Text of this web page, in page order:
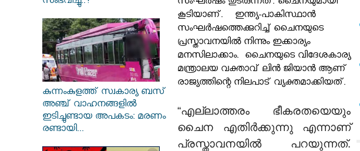
കുന്നംകുളത്ത് സ്വകാര്യ ബസ്
അഞ്ച് വാഹനങ്ങളിൽ
ഇടിച്ചുണ്ടായ അപകടം: മരണം
രണ്ടായി...
കൂടിയാണ്.
ഇന്ത്യ-പാകിസ്ഥാൻ
സംഘർഷത്തെക്കുറിച്ച് ചൈനയുടെ
പ്രസ്താവനയിൽ നിന്നും ഇക്കാര്യം
മനസിലാക്കാം. ചൈനയുടെ വിദേശകാര്യ
മന്ത്രാലയ വക്താവ് ലിൻ ജിയാൻ ആണ്
രാജ്യത്തിന്റെ നിലപാട് വ്യക്തമാക്കിയത്.
“എല്ലാത്തരം ഭീകരതയെയും
ചൈന എതിർക്കുന്നു എന്നാണ്
പ്രസ്താവനയിൽ പറയുന്നത്.